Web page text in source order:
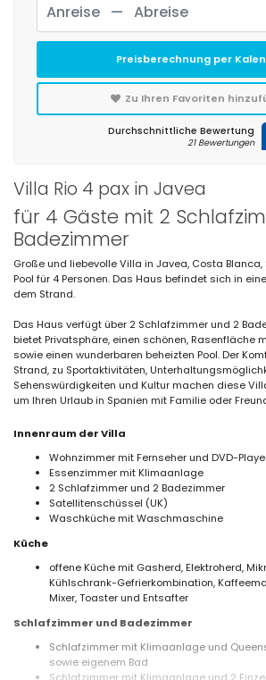
Villa Rio 4 pax in Javea
für 4 Gäste mit 2
Badezimmer
Große und liebevolle Villa in Javea, Costa
Pool für 4 Personen. Das Haus befindet sich in
dem Strand.
Das Haus verfügt über 2 Schlafzimmer und 2
bietet Privatsphäre, einen schönen, Rasenfläche
sowie einen wunderbaren beheizten Pool. Der
Strand, zu Sportaktivitäten,
Sehenswürdigkeiten und Kultur machen diese
um Ihren Urlaub in Spanien mit Familie oder
Innenraum der Villa
Wohnzimmer mit Fernseher und DVD-
Essenzimmer mit Klimaanlage
2 Schlafzimmer und 2 Badezimmer
Satellitenschüssel (UK)
Waschküche mit Waschmaschine
Küche
offene Küche mit Gasherd, Elektroherd,
Kühlschrank-Gefrierkombination,
Mixer, Toaster und Entsafter
Schlafzimmer und Badezimmer
Schlafzimmer mit Klimaanlage und
sowie eigenem Bad
Preisberechnung per
Zu Ihren Favoriten
Durchschnittliche Bewertung
21 Bewertungen